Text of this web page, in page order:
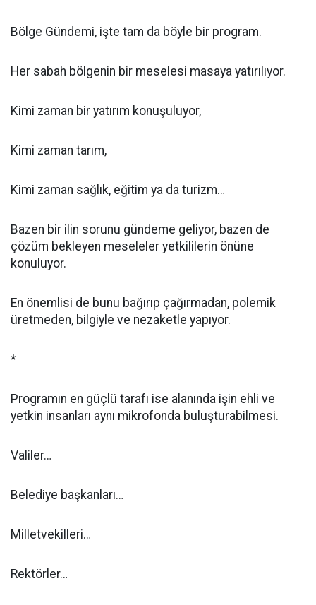
Bölge Gündemi, işte tam da böyle bir program.
Her sabah bölgenin bir meselesi masaya yatırılıyor.
Kimi zaman bir yatırım konuşuluyor,
Kimi zaman tarım,
Kimi zaman sağlık, eğitim ya da turizm…
Bazen bir ilin sorunu gündeme geliyor, bazen de
çözüm bekleyen meseleler yetkililerin önüne
konuluyor.
En önemlisi de bunu bağırıp çağırmadan, polemik
üretmeden, bilgiyle ve nezaketle yapıyor.
*
Programın en güçlü tarafı ise alanında işin ehli ve
yetkin insanları aynı mikrofonda buluşturabilmesi.
Valiler…
Belediye başkanları…
Milletvekilleri…
Rektörler…